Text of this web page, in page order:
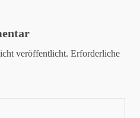
veröffentlicht. Erforderliche